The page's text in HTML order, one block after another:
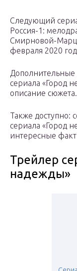
Следующий
Россия-1:
Смирновой-
февраля 2020
сериала «Город
описание сюжета.
Также доступно:
сериала «Город
интересные
Трейлер
надежды»